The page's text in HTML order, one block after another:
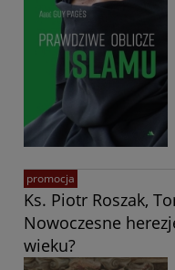
Ks. Piotr Roszak,
Nowoczesne
wieku?
promocja